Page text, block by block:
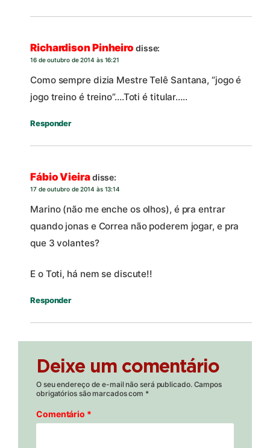
Richardison Pinheiro disse:
16 de outubro de 2014 às 16:21
Como sempre dizia Mestre Telê Santana, “jogo é
jogo treino é treino”….Toti é titular…..
Responder
Fábio Vieiradisse:
17 de outubro de 2014 às 13:14
Marino (não me enche os olhos), é pra entrar
quando jonas e Correa não poderem jogar, e pra
que 3 volantes?
E o Toti, há nem se discute!!
Responder
Deixe um comentário
O seu endereço de e-mail não será publicado. Campos
obrigatórios são marcados com *
Comentário *